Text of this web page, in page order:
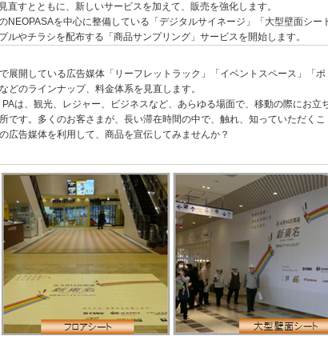
直すとともに、新しいサービスを加えて、販売を強化します。
NEOPASAを中心に整備している「デジタルサイネージ」「大型壁面シ
ルやチラシを配布する「商品サンプリング」サービスを開始します。
展開している広告媒体「リーフレットラック」「イベントスペース」「ポ
どのラインナップ、料金体系を見直します。
は、観光、レジャー、ビジネスなど、あらゆる場面で、移動の際にお立
です。多くのお客さまが、長い滞在時間の中で、触れ、知っていただくこ
広告媒体を利用して、商品を宣伝してみませんか？